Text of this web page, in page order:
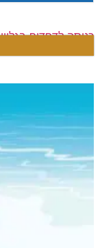
כניסה לדפדוף